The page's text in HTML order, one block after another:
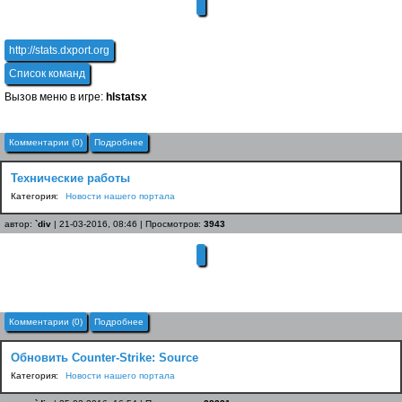
http://stats.dxport.org
Список команд
Вызов меню в игре: hlstatsx
Комментарии (0) Подробнее
Технические работы
Категория: Новости нашего портала
автор: `div | 21-03-2016, 08:46 | Просмотров: 3943
Комментарии (0) Подробнее
Обновить Counter-Strike: Source
Категория: Новости нашего портала